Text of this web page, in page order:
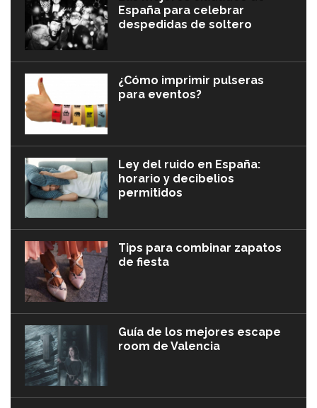
España para celebrar
despedidas de soltero
¿Cómo imprimir pulseras
para eventos?
Ley del ruido en España:
horario y decibelios
permitidos
Tips para combinar zapatos
de fiesta
Guía de los mejores escape
room de Valencia